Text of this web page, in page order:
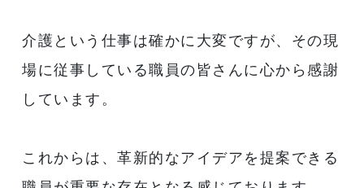
介護という仕事は確かに大変ですが、その現
場に従事している職員の皆さんに心から感謝
しています。
これからは、革新的なアイデアを提案できる